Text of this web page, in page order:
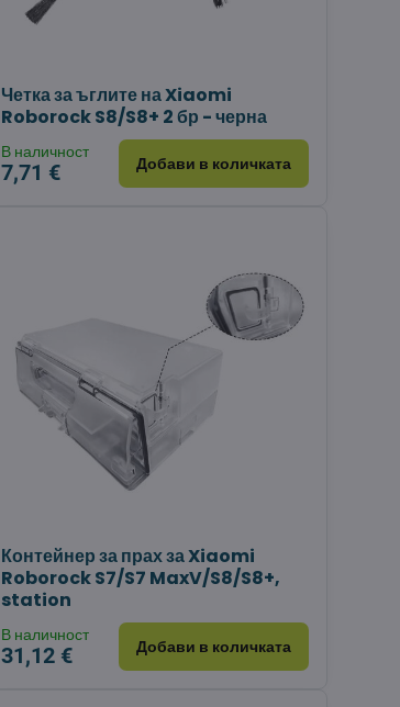
Четка за ъглите на Xiaomi
Roborock S8/S8+ 2 бр - черна
В наличност
7,71 € Добави в количката
Контейнер за прах за Xiaomi
Roborock S7/S7 MaxV/S8/S8+,
station
В наличност
31,12 € Добави в количката